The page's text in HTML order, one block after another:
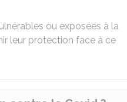
ou exposées à la
leur protection face à ce